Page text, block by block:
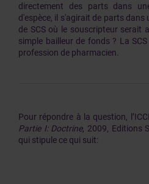
directement des parts dans
d'espèce, il s'agirait de parts
de SCS où le souscripteur serait
simple bailleur de fonds ? La
profession de pharmacien.
Pour répondre à la question,
Partie I: Doctrine, 2009, Editions
qui stipule ce qui suit: